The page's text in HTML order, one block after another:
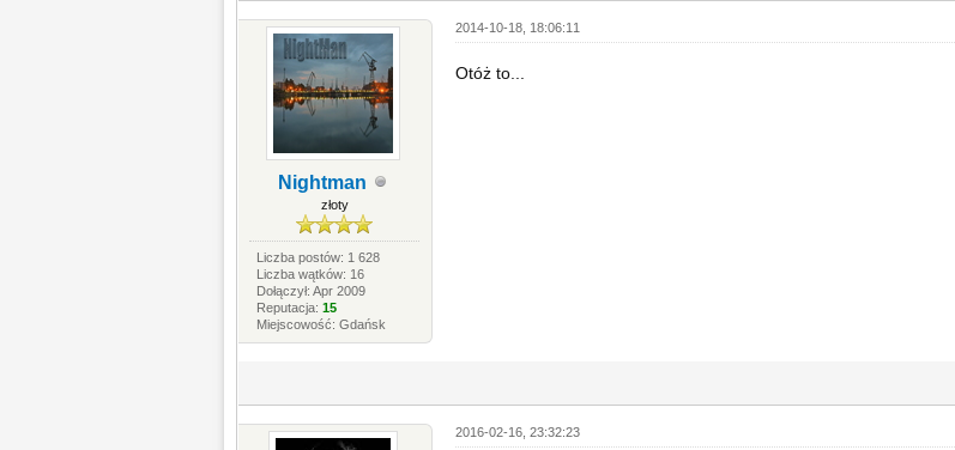
Nightman
złoty
Liczba postów: 1 628
Liczba wątków: 16
Dołączył: Apr 2009
Reputacja:15
Miejscowość: Gdańsk
2014-10-18, 18:06:11
Otóż to...
2016-02-16, 23:32:23